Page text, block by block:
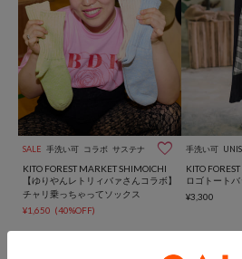
SALE 手洗い可 コラボ サステナブル 
KITO FOREST MARKET SHIMOICHI
【ゆりやんレトリィバァさんコラボ】
チャリ乗っちゃってソックス
¥1,650 (40%OFF)
手洗い可
KITO
ロゴトートバ
¥3,300